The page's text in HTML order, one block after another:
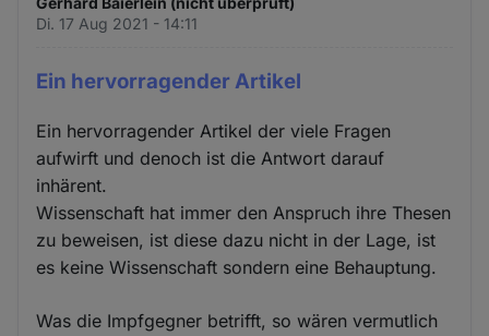
Di. 17 Aug 2021 - 14:11
Ein hervorragender Artikel
Ein hervorragender Artikel der viele Fragen
aufwirft und denoch ist die Antwort darauf
inhärent.
Wissenschaft hat immer den Anspruch ihre Thesen
zu beweisen, ist diese dazu nicht in der Lage, ist
es keine Wissenschaft sondern eine Behauptung.
Was die Impfgegner betrifft, so wären vermutlich